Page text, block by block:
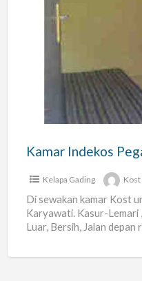
Pegawai-
Kelapa Gading Kost
Di sewakan kamar Kost
Karyawati. Kasur-Lemari
Luar, Bersih, Jalan depan